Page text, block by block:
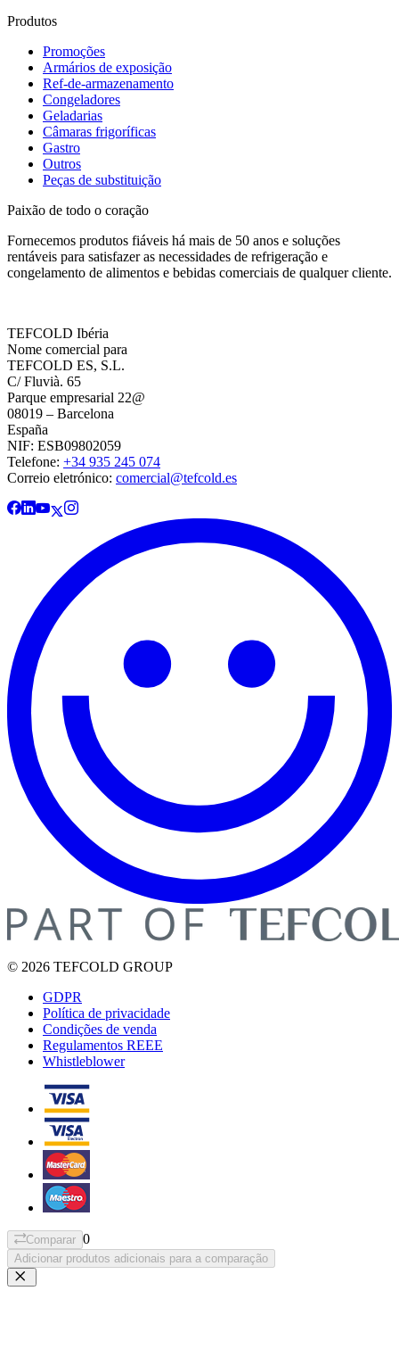
Produtos
Promoções
Armários de exposição
Ref-de-armazenamento
Congeladores
Geladarias
Câmaras frigoríficas
Gastro
Outros
Peças de substituição
Paixão de todo o coração
Fornecemos produtos fiáveis há mais de 50 anos e soluções
rentáveis para satisfazer as necessidades de refrigeração e
congelamento de alimentos e bebidas comerciais de qualquer cliente.
TEFCOLD Ibéria
Nome comercial para
TEFCOLD ES, S.L.
C/ Fluvià. 65
Parque empresarial 22@
08019 – Barcelona
España
NIF: ESB09802059
Telefone: +34 935 245 074
Correio eletrónico: comercial@tefcold.es
© 2026 TEFCOLD GROUP
GDPR
Política de privacidade
Condições de venda
Regulamentos REEE
Whistleblower
Comparar 0
Adicionar produtos adicionais para a comparação